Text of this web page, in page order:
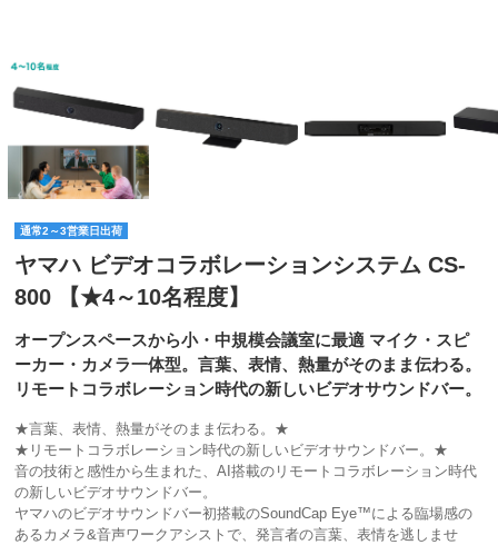
通常2～3営業日出荷
ヤマハ ビデオコラボレーションシステム CS-
800 【★4～10名程度】
オープンスペースから小・中規模会議室に最適 マイク・スピ
ーカー・カメラ一体型。言葉、表情、熱量がそのまま伝わる。
リモートコラボレーション時代の新しいビデオサウンドバー。
★言葉、表情、熱量がそのまま伝わる。★
★リモートコラボレーション時代の新しいビデオサウンドバー。★
音の技術と感性から生まれた、AI搭載のリモートコラボレーション時代
の新しいビデオサウンドバー。
ヤマハのビデオサウンドバー初搭載のSoundCap Eye™による臨場感の
あるカメラ&音声ワークアシストで、発言者の言葉、表情を逃しませ